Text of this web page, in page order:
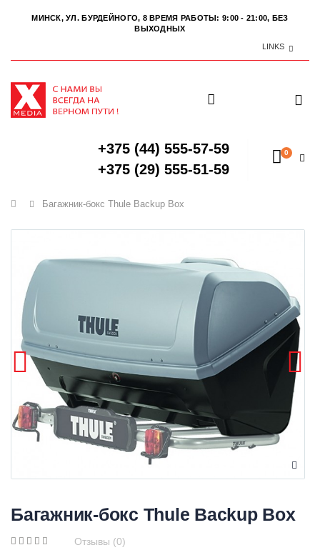
МИНСК, УЛ. БУРДЕЙНОГО, 8 ВРЕМЯ РАБОТЫ: 9:00 - 21:00, БЕЗ
ВЫХОДНЫХ
LINKS
+375 (44) 555-57-59
+375 (29) 555-51-59
0
Главная
Багажник-бокс Thule Backup Box
Багажник-бокс Thule Backup Box
Отзывы (0)